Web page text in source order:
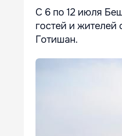
С 6 по 12 июля
гостей и
Готишан.